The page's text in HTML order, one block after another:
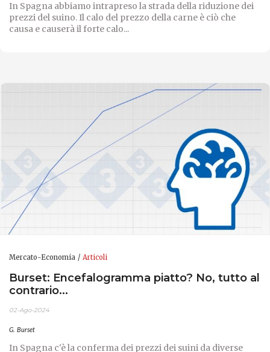
In Spagna abbiamo intrapreso la strada della riduzione dei
prezzi del suino. Il calo del prezzo della carne è ciò che
causa e causerà il forte calo...
Mercato-Economia Articoli
Burset: Encefalogramma piatto? No, tutto al
contrario...
02-Ago-2024
G. Burset
In Spagna c'è la conferma dei prezzi dei suini da diverse